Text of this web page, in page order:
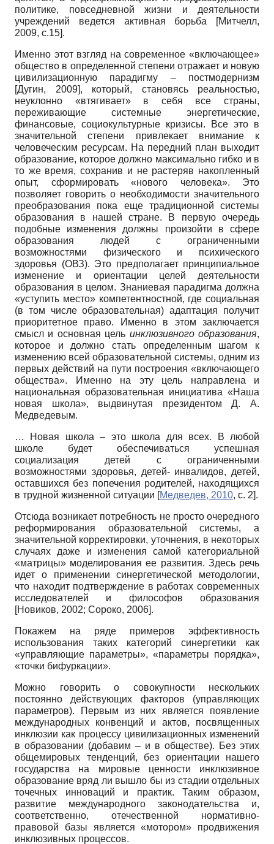
политике, повседневной жизни и деятельности
учреждений ведется активная борьба
[Митчелл,
2009, с.15].
Именно этот взгляд на современное «включающее»
общество в определенной степени отражает и новую
цивилизационную парадигму – постмодернизм
[Дугин, 2009], который, становясь реальностью,
неуклонно «втягивает» в себя все страны,
переживающие системные энергетические,
финансовые, социокультурные кризисы. Все это в
значительной степени привлекает внимание к
человеческим ресурсам. На передний план выходит
образование, которое должно максимально гибко и в
то же время, сохранив и не растеряв накопленный
опыт, сформировать «нового человека». Это
позволяет говорить о необходимости значительного
преобразования пока еще традиционной системы
образования в нашей стране. В первую очередь
подобные изменения должны произойти в сфере
образования людей с ограниченными
возможностями физического и психического
здоровья (ОВЗ). Это предполагает принципиальное
изменение и ориентации целей деятельности
образования в целом. Знаниевая парадигма должна
«уступить место» компетентностной, где социальная
(в том числе образовательная) адаптация получит
приоритетное право. Именно в этом заключается
смысл и основная цель инклюзивного образования,
которое и должно стать определенным шагом к
изменению всей образовательной системы, одним из
первых действий на пути построения «включающего
общества». Именно на эту цель направлена и
национальная образовательная инициатива «Наша
новая школа», выдвинутая президентом Д. А.
Медведевым.
… Новая школа – это школа для всех. В любой
школе будет обеспечиваться успешная
социализация детей с ограниченными
возможностями здоровья, детей- инвалидов, детей,
оставшихся без попечения родителей, находящихся
в трудной жизненной ситуации [Медведев, 2010, с. 2].
Отсюда возникает потребность не просто очередного
реформирования образовательной системы, а
значительной корректировки, уточнения, в некоторых
случаях даже и изменения самой категориальной
«матрицы» моделирования ее развития. Здесь речь
идет о применении синергетической методологии,
что находит подтверждение в работах современных
исследователей и философов образования
[Новиков, 2002; Сороко, 2006].
Покажем на ряде примеров эффективность
использования таких категорий синергетики как
«управляющие параметры», «параметры порядка»,
«точки бифуркации».
Можно говорить о совокупности нескольких
постоянно действующих факторов (управляющих
параметров). Первым из них является появление
международных конвенций и актов, посвященных
инклюзии как процессу цивилизационных изменений
в образовании (добавим – и в обществе). Без этих
общемировых тенденций, без ориентации нашего
государства на мировые ценности инклюзивное
образование вряд ли вышло бы из стадии отдельных
точечных инноваций и практик. Таким образом,
развитие международного законодательства и,
соответственно, отечественной нормативно-
правовой базы является «мотором» продвижения
инклюзивных процессов.